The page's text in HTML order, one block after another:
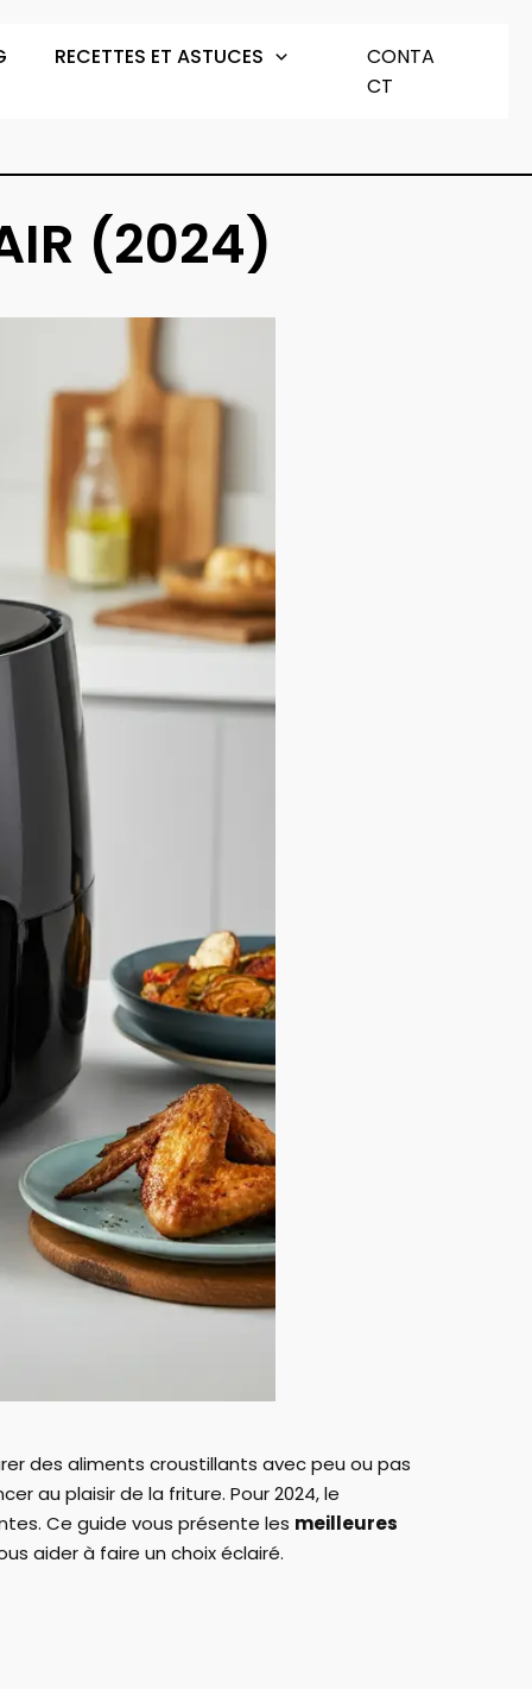
RECETTES ET ASTUCES
CONTA
CT
AIR (2024)
des aliments croustillants avec peu ou pas
au plaisir de la friture. Pour 2024, le
Ce guide vous présente les meilleures
aider à faire un choix éclairé.